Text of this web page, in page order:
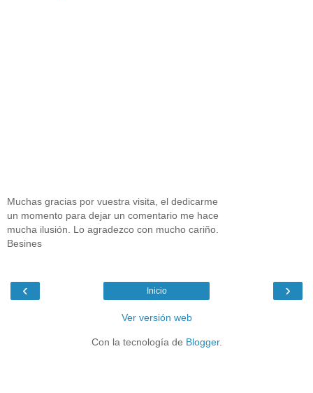
Muchas gracias por vuestra visita, el dedicarme
un momento para dejar un comentario me hace
mucha ilusión. Lo agradezco con mucho cariño.
Besines
‹ ›
Inicio
Ver versión web
Con la tecnología de Blogger.